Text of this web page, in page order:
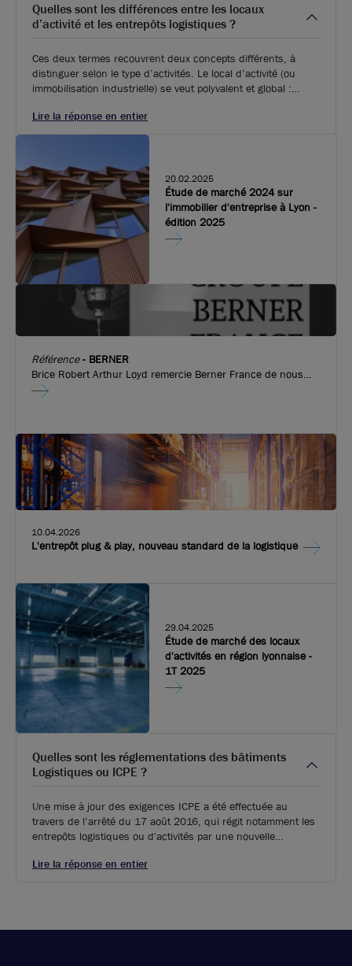
Quelles sont les différences entre les locaux
d’activité et les entrepôts logistiques ?
Ces deux termes recouvrent deux concepts différents, à
distinguer selon le type d’activités. Le local d’activité (ou
immobilisation industrielle) se veut polyvalent et global :
ou PME) s’y déroule, de la partie production jusqu’à la
transformation, travaux divers et stock de biens, mais aussi
occupée). Généralement situés en zone périurbaine et d’une
surface variable selon les besoins.
Lire la réponse en entier
20.02.2025
Étude de marché 2024 sur
l'immobilier d'entreprise à Lyon -
édition 2025
Référence- BERNER
Brice Robert Arthur Loyd remercie Berner France de nous
avoir fait confiance pour l’implantation de leurs nouveaux
10.04.2026
L'entrepôt plug & play, nouveau standard de la logistique
29.04.2025
Étude de marché des locaux
d'activités en région lyonnaise -
1T 2025
Quelles sont les réglementations des bâtiments
Logistiques ou ICPE ?
Une mise à jour des exigences ICPE a été effectuée au
travers de l’arrêté du 17 août 2016, qui régit notamment les
entrepôts logistiques ou d'activités par une nouvelle
de l’autorisation s’ajoute désormais l’enregistrement, vers
Lire la réponse en entier